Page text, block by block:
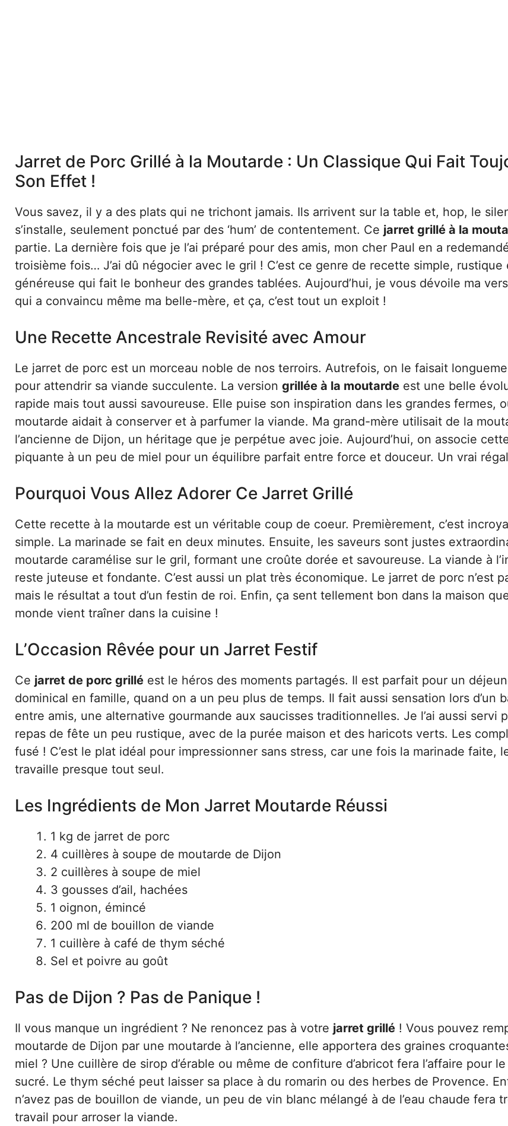
Jarret de Porc Grillé à la Moutarde : Un Classique Qui Fait
Son Effet !
Vous savez, il y a des plats qui ne trichont jamais. Ils arrivent sur la table et, hop, le
s’installe, seulement ponctué par des ‘hum’ de contentement. Ce jarret grillé à la
partie. La dernière fois que je l’ai préparé pour des amis, mon cher Paul en a
troisième fois… J’ai dû négocier avec le gril ! C’est ce genre de recette simple, rustique
généreuse qui fait le bonheur des grandes tablées. Aujourd’hui, je vous dévoile ma
qui a convaincu même ma belle-mère, et ça, c’est tout un exploit !
Une Recette Ancestrale Revisité avec Amour
Le jarret de porc est un morceau noble de nos terroirs. Autrefois, on le faisait
pour attendrir sa viande succulente. La version grillée à la moutarde est une belle
rapide mais tout aussi savoureuse. Elle puise son inspiration dans les grandes fermes,
moutarde aidait à conserver et à parfumer la viande. Ma grand-mère utilisait de la
l’ancienne de Dijon, un héritage que je perpétue avec joie. Aujourd’hui, on associe
piquante à un peu de miel pour un équilibre parfait entre force et douceur. Un vrai
Pourquoi Vous Allez Adorer Ce Jarret Grillé
Cette recette à la moutarde est un véritable coup de coeur. Premièrement, c’est
simple. La marinade se fait en deux minutes. Ensuite, les saveurs sont justes
moutarde caramélise sur le gril, formant une croûte dorée et savoureuse. La viande à
reste juteuse et fondante. C’est aussi un plat très économique. Le jarret de porc n’est
mais le résultat a tout d’un festin de roi. Enfin, ça sent tellement bon dans la maison
monde vient traîner dans la cuisine !
L’Occasion Rêvée pour un Jarret Festif
Ce jarret de porc grillé est le héros des moments partagés. Il est parfait pour un
dominical en famille, quand on a un peu plus de temps. Il fait aussi sensation lors d’un
entre amis, une alternative gourmande aux saucisses traditionnelles. Je l’ai aussi servi
repas de fête un peu rustique, avec de la purée maison et des haricots verts. Les
fusé ! C’est le plat idéal pour impressionner sans stress, car une fois la marinade faite,
travaille presque tout seul.
Les Ingrédients de Mon Jarret Moutarde Réussi
1 kg de jarret de porc
4 cuillères à soupe de moutarde de Dijon
2 cuillères à soupe de miel
3 gousses d’ail, hachées
1 oignon, émincé
200 ml de bouillon de viande
1 cuillère à café de thym séché
Sel et poivre au goût
Pas de Dijon ? Pas de Panique !
Il vous manque un ingrédient ? Ne renoncez pas à votre jarret grillé ! Vous pouvez
moutarde de Dijon par une moutarde à l’ancienne, elle apportera des graines
miel ? Une cuillère de sirop d’érable ou même de confiture d’abricot fera l’affaire pour
sucré. Le thym séché peut laisser sa place à du romarin ou des herbes de Provence.
n’avez pas de bouillon de viande, un peu de vin blanc mélangé à de l’eau chaude fera
travail pour arroser la viande.